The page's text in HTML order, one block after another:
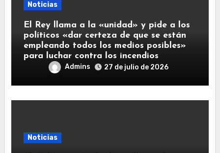
Noticias
El Rey llama a la «unidad» y pide a los
políticos «dar certeza de que se están
empleando todos los medios posibles»
para luchar contra los incendios
Admins 27 de julio de 2026
Noticias